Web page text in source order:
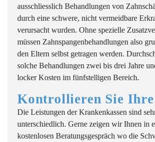
ausschliesslich Behandlungen von
durch eine schwere, nicht vermeidbare
verursacht wurden. Ohne spezielle
müssen Zahnspangenbehandlungen also
den Eltern selbst getragen werden.
solche Behandlungen zwei bis drei Jahre
locker Kosten im fünfstelligen Bereich.
Kontrollieren Sie
Die Leistungen der Krankenkassen sind
unterschiedlich. Gerne zeigen wir Ihnen in
kostenlosen Beratungsgespräch wo die